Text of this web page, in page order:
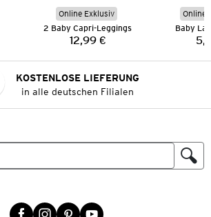
Online Exklusiv
2 Baby Capri-Leggings
Preis:
12,99 €
Online
Baby
KOSTENLOSE LIEFERUNG
in alle deutschen Filialen